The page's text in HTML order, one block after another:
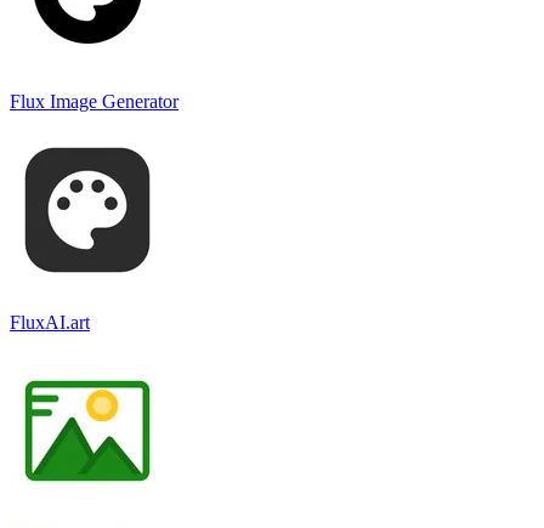
Flux Image Generator
FluxAI.art